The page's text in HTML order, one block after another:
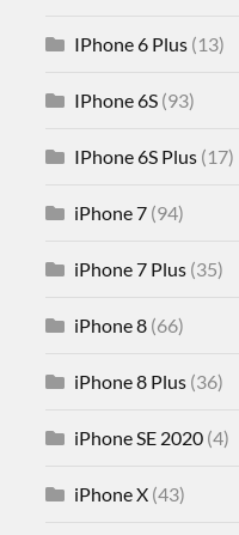
IPhone 6 Plus (13)
IPhone 6S (93)
IPhone 6S Plus (17)
iPhone 7 (94)
iPhone 7 Plus (35)
iPhone 8 (66)
iPhone 8 Plus (36)
iPhone SE 2020 (4)
iPhone X (43)